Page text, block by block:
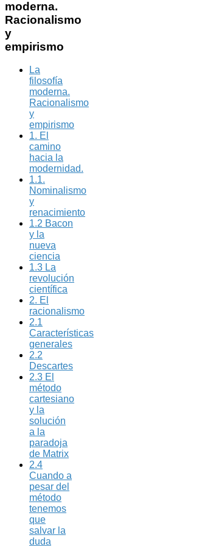
moderna.
Racionalismo
y
empirismo
La
filosofía
moderna.
Racionalismo
y
empirismo
1. El
camino
hacia la
modernidad.
1.1.
Nominalismo
y
renacimiento
1.2 Bacon
y la
nueva
ciencia
1.3 La
revolución
científica
2. El
racionalismo
2.1
Características
generales
2.2
Descartes
2.3 El
método
cartesiano
y la
solución
a la
paradoja
de Matrix
2.4
Cuando a
pesar del
método
tenemos
que
salvar la
duda